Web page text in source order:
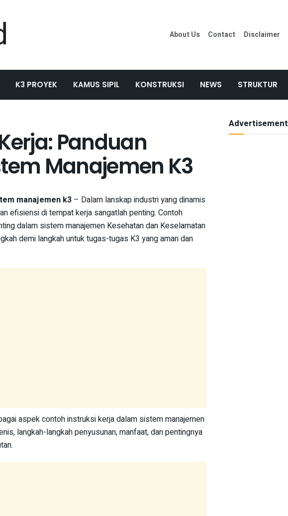
About Us Contact Disclaimer
K3 PROYEK KAMUS SIPIL KONSTRUKSI NEWS STRUKTUR
Panduan
Manajemen K3
manajemen k3 – Dalam lanskap industri yang dinamis
efisiensi di tempat kerja sangatlah penting. Contoh
dalam sistem manajemen Kesehatan dan Keselamatan
demi langkah untuk tugas-tugas K3 yang aman dan
aspek contoh instruksi kerja dalam sistem manajemen
langkah-langkah penyusunan, manfaat, dan pentingnya
Advertisement